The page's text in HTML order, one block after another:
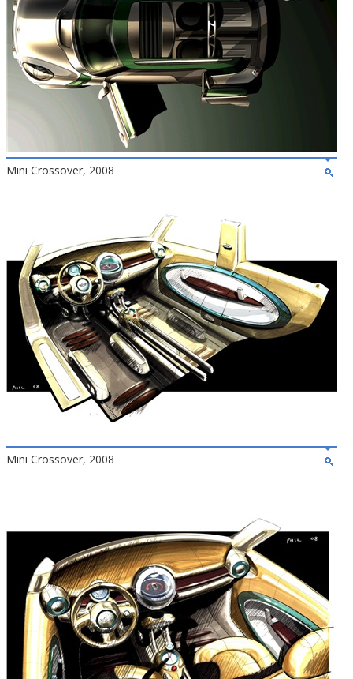
Mini Crossover, 2008
Mini Crossover, 2008